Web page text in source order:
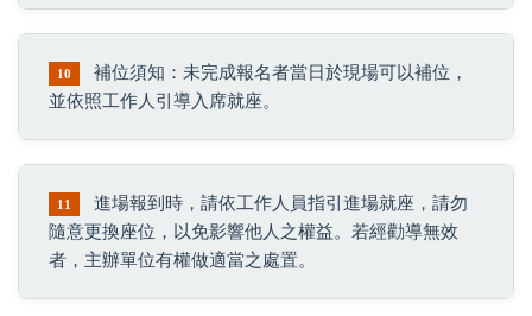
10
補位須知：未完成報名者當日於現場可以補位，
並依照工作人引導入席就座。
11
進場報到時，請依工作人員指引進場就座，請勿
隨意更換座位，以免影響他人之權益。若經勸導無效
者，主辦單位有權做適當之處置。